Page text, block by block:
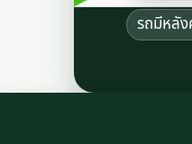
รถมีหลัง